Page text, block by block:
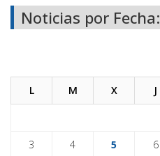
Noticias por Fecha:
L M X J
3 4 5 6